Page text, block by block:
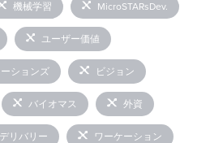
機械学習 MicroSTARsDev.
ユーザー価値
ションズ ビジョン
バイオマス 外資
デリバリー ワーケーション